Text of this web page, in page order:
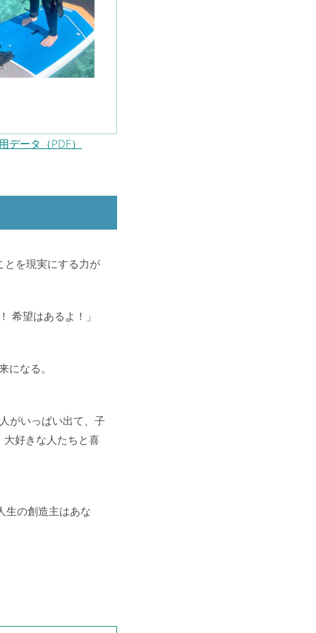
データ（PDF）
とを現実にする力が
希望はあるよ！」
なる。
がいっぱい出て、子
好きな人たちと喜
生の創造主はあな